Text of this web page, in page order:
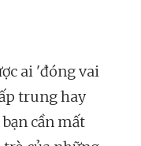
ai 'đóng vai
trung hay
cần mất